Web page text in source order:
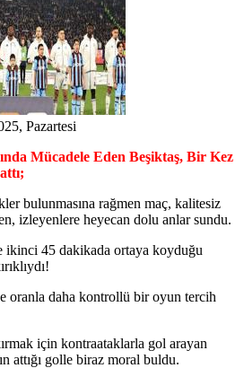
Pazartesi
Mücadele Eden Beşiktaş, Bir Kez
bulunmasına rağmen maç, kalitesiz
izleyenlere heyecan dolu anlar sundu.
ikinci 45 dakikada ortaya koyduğu
oranla daha kontrollü bir oyun tercih
için kontraataklarla gol arayan
attığı golle biraz moral buldu.